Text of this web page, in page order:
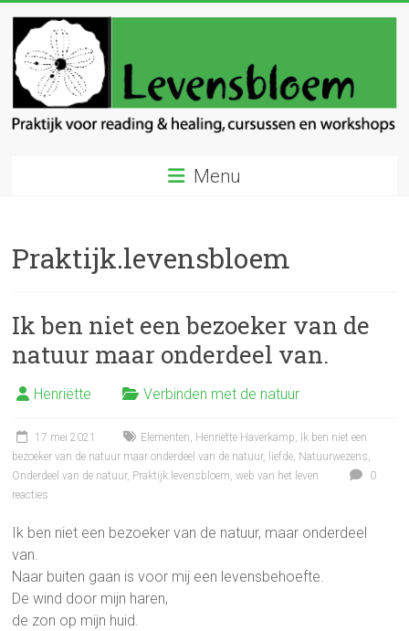
inhoud
Levensbloem
en
Menu
Praktijk.levensbloem
Ik ben niet een bezoeker van de
natuur maar onderdeel van.
Henriëtte Verbinden met de natuur
17 mei 2021 Elementen, Henriëtte Haverkamp,
Ik ben niet een
bezoeker van de natuur maar onderdeel van de natuur, liefde, Natuurwezens,
Onderdeel van de natuur, Praktijk.levensbloem,web van het leven
0
reacties
Ik ben niet een bezoeker van de natuur, maar onderdeel
van.
Naar buiten gaan is voor mij een levensbehoefte.
De wind door mijn haren,
de zon op mijn huid.